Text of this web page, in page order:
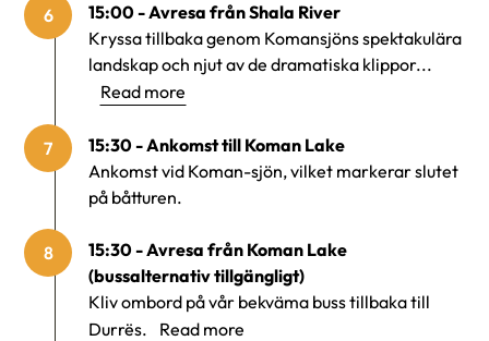
6
15:00 - Avresa från Shala River
Kryssa tillbaka genom Komansjöns spektakulära
landskap och njut av de dramatiska klippor...
Read more
7
15:30 - Ankomst till Koman Lake
Ankomst vid Koman-sjön, vilket markerar slutet
på båtturen.
8
15:30 - Avresa från Koman Lake
(bussalternativ tillgängligt)
Kliv ombord på vår bekväma buss tillbaka till
Durrës.
Read more